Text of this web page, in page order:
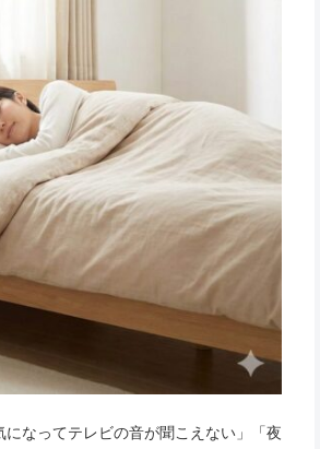
なってテレビの音が聞こえない」「夜